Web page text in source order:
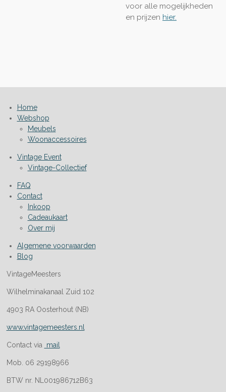
voor alle mogelijkheden
en prijzen hier.
Home
Webshop
Meubels
Woonaccessoires
Vintage Event
Vintage-Collectief
FAQ
Contact
Inkoop
Cadeaukaart
Over mij
Algemene voorwaarden
Blog
VintageMeesters
Wilhelminakanaal Zuid 102
4903 RA Oosterhout (NB)
www.vintagemeesters.nl
Contact via mail
Mob. 06 29198966
BTW nr. NL001986712B63